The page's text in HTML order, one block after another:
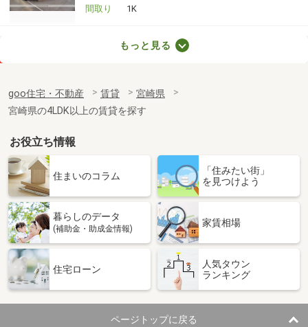
間取り
1K
専有面積
19.87m²
間取り
1K
宮崎県宮崎市下北方町塚原
価 格
4.90万円
宮崎県宮崎市下北方町塚原
専有面積 23.18m²
間取り
宮崎県宮崎市吉村町
住 所
宮崎県宮崎市吉村町
専有面積 50.96m²
間取り
1LDK
もっと見る
goo住宅・不動産 賃貸
宮崎県
宮崎県の4LDK以上の賃貸を探す
お役立ち情報
住まいのコラム
「住みたい街」
を見つけよう
暮らしのデータ
(補助金・助成金情報)
家賃相場
住宅ローン
人気タウン
ランキング
ページトップに戻る